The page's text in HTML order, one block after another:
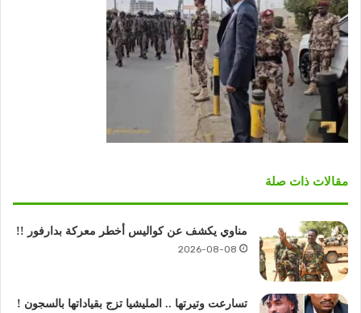
مقالات ذات صلة
مناوي يكشف عن كواليس أخطر معركة بدارفور !!
2026-08-08
تسارعت وتيرتها .. المليشيا تزج بقياداتها بالسجون !